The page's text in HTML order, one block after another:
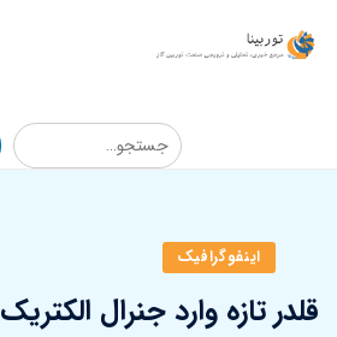
اینفوگرافیک
قلدر تازه وارد جنرال الکتریک